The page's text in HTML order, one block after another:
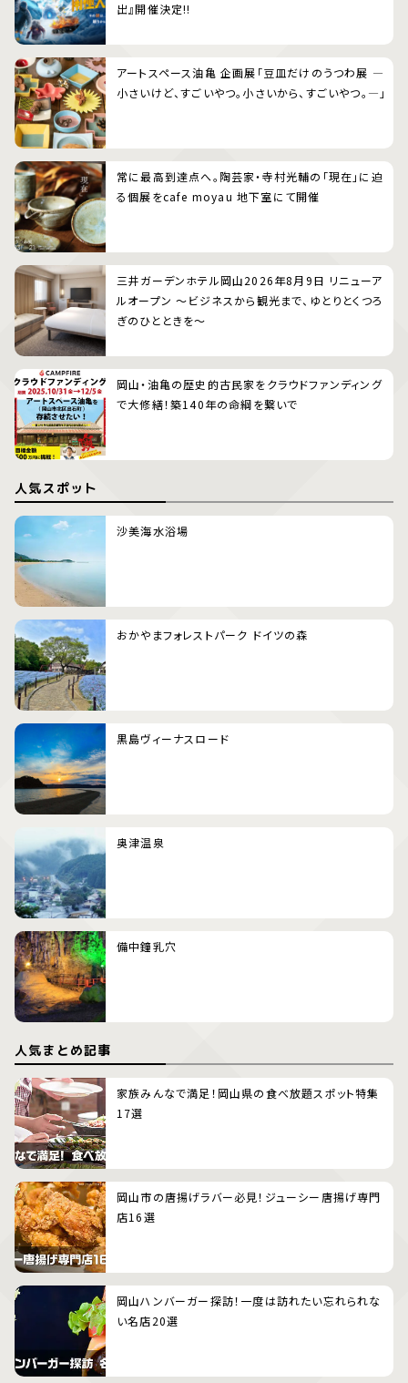
出』開催決定!!
アートスペース油亀 企画展「豆皿だけのうつわ展 ―
小さいけど、すごいやつ。小さいから、すごいやつ。―」
常に最高到達点へ。陶芸家・寺村光輔の「現在」に迫
る個展をcafe moyau 地下室にて開催
三井ガーデンホテル岡山2026年8月9日 リニューア
ルオープン 〜ビジネスから観光まで、ゆとりとくつろ
ぎのひとときを〜
岡山・油亀の歴史的古民家をクラウドファンディング
で大修繕！築140年の命綱を繋いで
人気スポット
沙美海水浴場
おかやまフォレストパーク ドイツの森
黒島ヴィーナスロード
奥津温泉
備中鐘乳穴
人気まとめ記事
家族みんなで満足！岡山県の食べ放題スポット特集
17選
岡山市の唐揚げラバー必見！ジューシー唐揚げ専門
店16選
岡山ハンバーガー探訪！一度は訪れたい忘れられな
い名店20選